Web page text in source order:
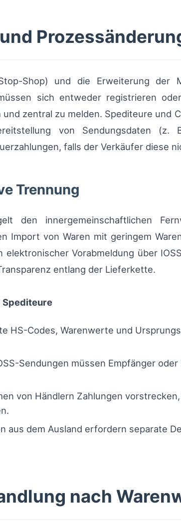
Shop) und die Erweiterung der
sich entweder registrieren
zentral zu melden. Spediteure und
von Sendungsdaten (z. B.
falls der Verkäufer diese
Trennung
den innergemeinschaftlichen
Import von Waren mit geringem
Vorabmeldung über
entlang der Lieferkette.
Spediteure
HS-Codes, Warenwerte und
Sendungen müssen Empfänger
von Händlern Zahlungen
aus dem Ausland erfordern separate
nach